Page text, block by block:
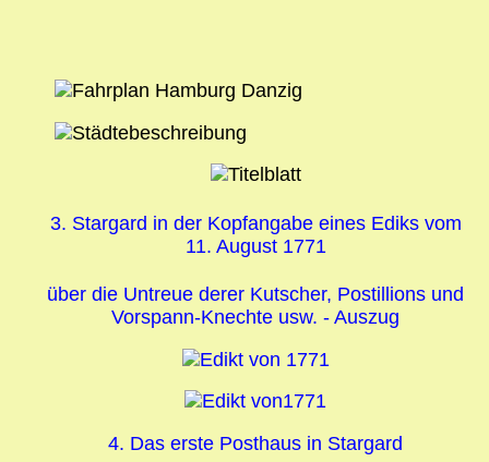
3. Stargard in der Kopfangabe eines Ediks vom
11. August 1771
über die Untreue derer Kutscher, Postillions und
Vorspann-Knechte usw. - Auszug
4. Das erste Posthaus in Stargard